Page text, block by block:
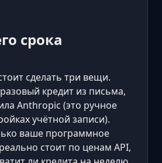
срока
сделать три вещи.
кредит из письма,
Anthropic (это ручное
учётной записи).
ваше программное
стоит по ценам API,